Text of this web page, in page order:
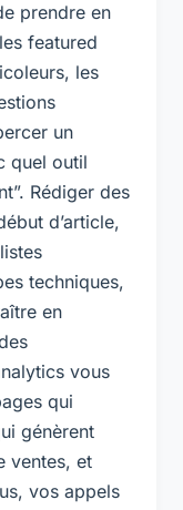
prendre en
featured
les
un
quel outil
Rédiger des
d’article,
techniques,
en
vous
qui
génèrent
ventes, et
vos appels